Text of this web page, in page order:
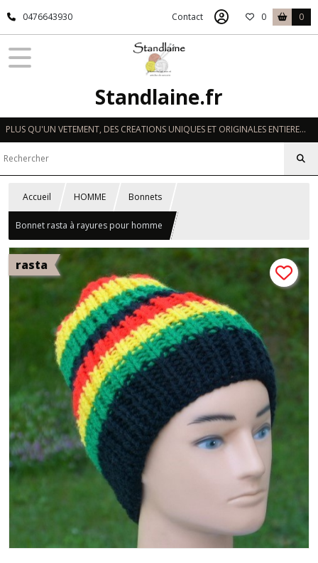
0476643930 Contact 0 0
Standlaine.fr
PLUS QU'UN VETEMENT, DES CREATIONS UNIQUES ET ORIGINALES ENTIEREMENT REALISEES A LA MAIN EN FRANCE
Accueil HOMME Bonnets
Bonnet rasta à rayures pour homme
rasta